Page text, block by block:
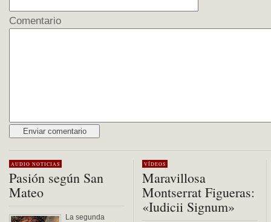
Comentario
AUDIO NOTICIAS
Pasión según San
Mateo
La segunda
VÍDEOS
Maravillosa
Montserrat Figueras:
«Iudicii Signum»